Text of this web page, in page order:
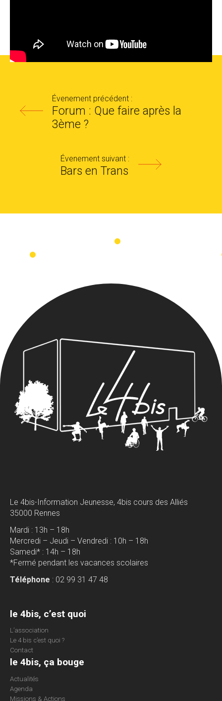
Évenement précédent :
Forum : Que faire après la
3ème ?
Évenement suivant :
Bars en Trans
Le 4bis-Information Jeunesse, 4bis cours des Alliés
35000 Rennes
Mardi : 13h – 18h
Mercredi – Jeudi – Vendredi : 10h – 18h
Samedi* : 14h – 18h
*Fermé pendant les vacances scolaires
Téléphone : 02 99 31 47 48
le 4bis, c’est quoi
L’association
Le 4 bis c’est quoi ?
Contact
le 4bis, ça bouge
Actualités
Agenda
Missions & Actions